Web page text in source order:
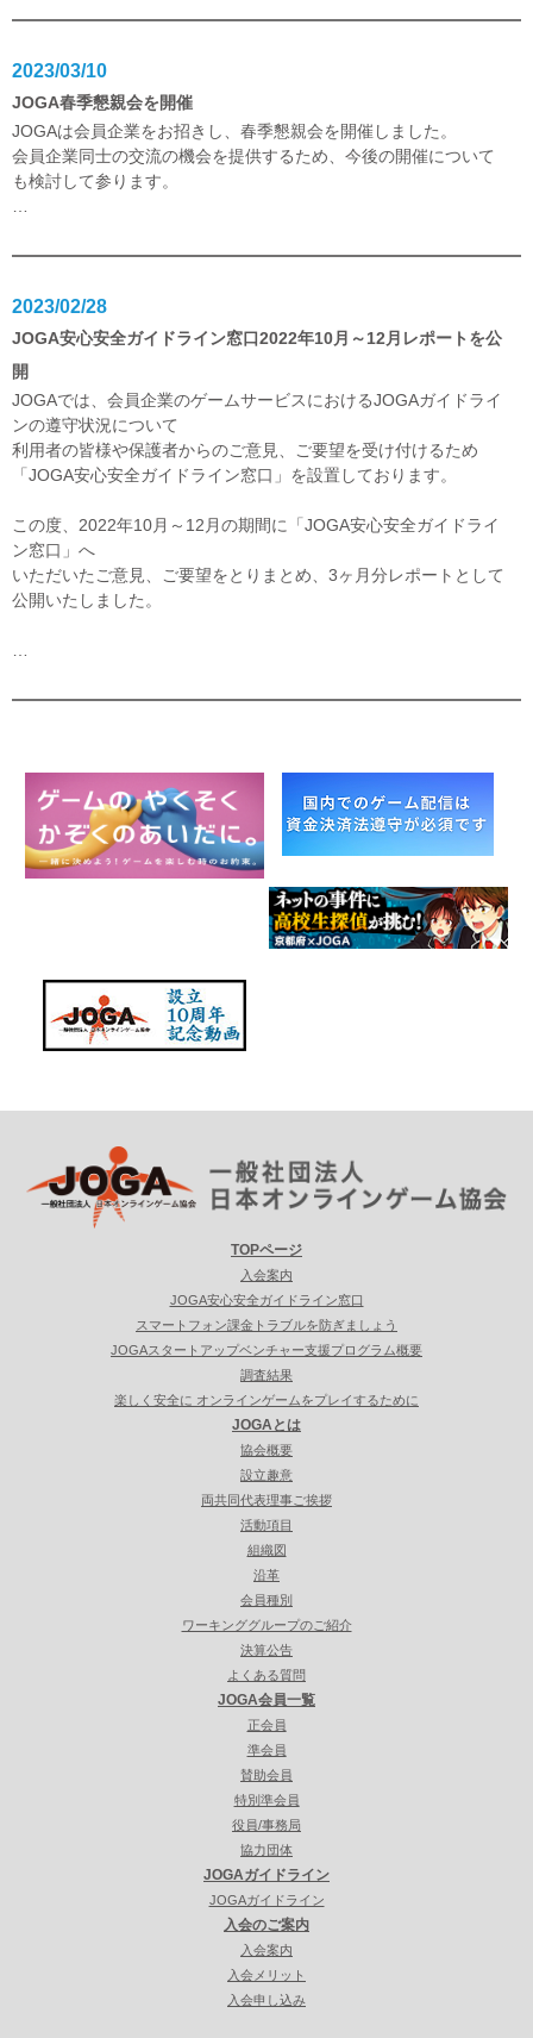
2023/03/10
JOGA春季懇親会を開催
JOGAは会員企業をお招きし、春季懇親会を開催しました。
会員企業同士の交流の機会を提供するため、今後の開催について
も検討して参ります。
2023/02/28
JOGA安心安全ガイドライン窓口2022年10月～12月レポートを公
開
JOGAでは、会員企業のゲームサービスにおけるJOGAガイドライ
ンの遵守状況について
利用者の皆様や保護者からのご意見、ご要望を受け付けるため
「JOGA安心安全ガイドライン窓口」を設置しております。
この度、2022年10月～12月の期間に「JOGA安心安全ガイドライ
ン窓口」へ
いただいたご意見、ご要望をとりまとめ、3ヶ月分レポートとして
公開いたしました。
TOPページ
入会案内
JOGA安心安全ガイドライン窓口
スマートフォン課金トラブルを防ぎましょう
JOGAスタートアップベンチャー支援プログラム概要
調査結果
楽しく安全に オンラインゲームをプレイするために
JOGAとは
協会概要
設立趣意
両共同代表理事ご挨拶
活動項目
組織図
沿革
会員種別
ワーキンググループのご紹介
決算公告
よくある質問
JOGA会員一覧
正会員
準会員
賛助会員
特別準会員
役員/事務局
協力団体
JOGAガイドライン
JOGAガイドライン
入会のご案内
入会案内
入会メリット
入会申し込み